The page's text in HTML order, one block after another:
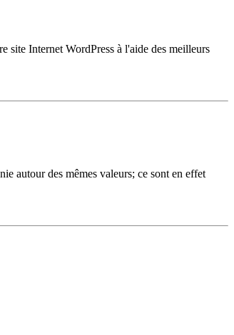
site Internet WordPress à l'aide des meilleurs
autour des mêmes valeurs; ce sont en effet